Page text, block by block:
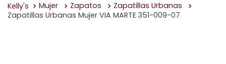
Mujer Zapatos
Zapatillas Urbanas
Zapatillas Urbanas Mujer VIA MARTE 351-009-07